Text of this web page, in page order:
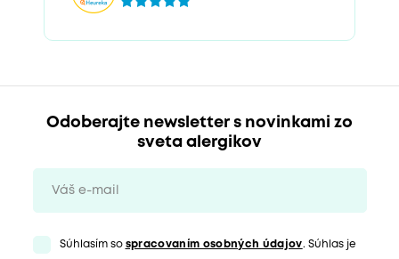
Odoberajte newsletter s novinkami zo
sveta alergikov
Súhlasím so spracovaním osobných údajov. Súhlas je